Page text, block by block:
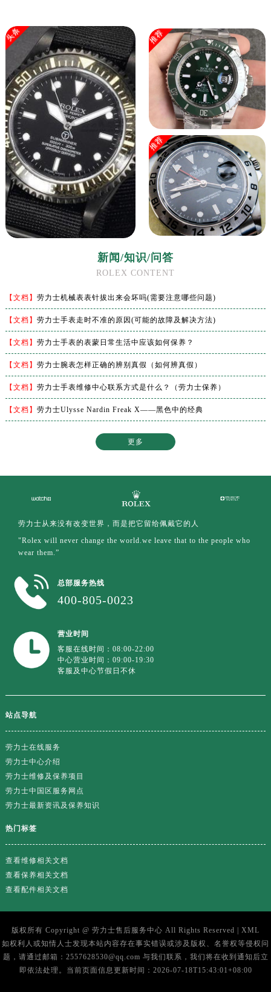
头条 推荐
推荐
新闻/知识/问答
ROLEX CONTENT
【文档】 劳力士机械表表针拔出来会坏吗(需要注意哪些问题)
【文档】 劳力士手表走时不准的原因(可能的故障及解决方法)
【文档】 劳力士手表的表蒙日常生活中应该如何保养？
【文档】 劳力士腕表怎样正确的辨别真假（如何辨真假）
【文档】 劳力士手表维修中心联系方式是什么？（劳力士保养）
【文档】 劳力士Ulysse Nardin Freak X——黑色中的经典
更多
劳力士从来没有改变世界，而是把它留给佩戴它的人
"Rolex will never change the world.we leave that to the people who
wear them.”
总部服务热线
400-805-0023
营业时间
客服在线时间：08:00-22:00
中心营业时间：09:00-19:30
客服及中心节假日不休
站点导航
劳力士在线服务
劳力士中心介绍
劳力士维修及保养项目
劳力士中国区服务网点
劳力士最新资讯及保养知识
热门标签
查看维修相关文档
查看保养相关文档
查看配件相关文档
版权所有 Copyright @ 劳力士售后服务中心 All Rights Reserved | XML
如权利人或知情人士发现本站内容存在事实错误或涉及版权、名誉权等侵权问
题，请通过邮箱：2557628530@qq.com 与我们联系，我们将在收到通知后立
即依法处理。当前页面信息更新时间：2026-07-18T15:43:01+08:00